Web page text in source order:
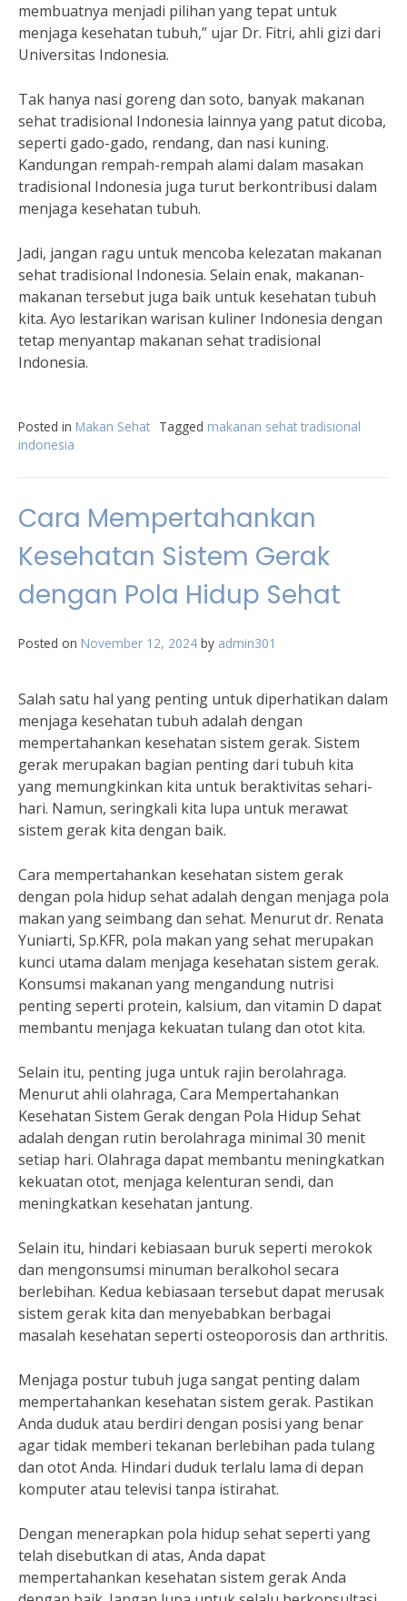
membuatnya menjadi pilihan yang tepat untuk
menjaga kesehatan tubuh,” ujar Dr. Fitri, ahli gizi dari
Universitas Indonesia.
Tak hanya nasi goreng dan soto, banyak makanan
sehat tradisional Indonesia lainnya yang patut dicoba,
seperti gado-gado, rendang, dan nasi kuning.
Kandungan rempah-rempah alami dalam masakan
tradisional Indonesia juga turut berkontribusi dalam
menjaga kesehatan tubuh.
Jadi, jangan ragu untuk mencoba kelezatan makanan
sehat tradisional Indonesia. Selain enak, makanan-
makanan tersebut juga baik untuk kesehatan tubuh
kita. Ayo lestarikan warisan kuliner Indonesia dengan
tetap menyantap makanan sehat tradisional
Indonesia.
Posted in Makan Sehat Tagged makanan sehat tradisional
indonesia
Cara Mempertahankan
Kesehatan Sistem Gerak
dengan Pola Hidup Sehat
Posted on November 12, 2024 by admin301
Salah satu hal yang penting untuk diperhatikan dalam
menjaga kesehatan tubuh adalah dengan
mempertahankan kesehatan sistem gerak. Sistem
gerak merupakan bagian penting dari tubuh kita
yang memungkinkan kita untuk beraktivitas sehari-
hari. Namun, seringkali kita lupa untuk merawat
sistem gerak kita dengan baik.
Cara mempertahankan kesehatan sistem gerak
dengan pola hidup sehat adalah dengan menjaga pola
makan yang seimbang dan sehat. Menurut dr. Renata
Yuniarti, Sp.KFR, pola makan yang sehat merupakan
kunci utama dalam menjaga kesehatan sistem gerak.
Konsumsi makanan yang mengandung nutrisi
penting seperti protein, kalsium, dan vitamin D dapat
membantu menjaga kekuatan tulang dan otot kita.
Selain itu, penting juga untuk rajin berolahraga.
Menurut ahli olahraga, Cara Mempertahankan
Kesehatan Sistem Gerak dengan Pola Hidup Sehat
adalah dengan rutin berolahraga minimal 30 menit
setiap hari. Olahraga dapat membantu meningkatkan
kekuatan otot, menjaga kelenturan sendi, dan
meningkatkan kesehatan jantung.
Selain itu, hindari kebiasaan buruk seperti merokok
dan mengonsumsi minuman beralkohol secara
berlebihan. Kedua kebiasaan tersebut dapat merusak
sistem gerak kita dan menyebabkan berbagai
masalah kesehatan seperti osteoporosis dan arthritis.
Menjaga postur tubuh juga sangat penting dalam
mempertahankan kesehatan sistem gerak. Pastikan
Anda duduk atau berdiri dengan posisi yang benar
agar tidak memberi tekanan berlebihan pada tulang
dan otot Anda. Hindari duduk terlalu lama di depan
komputer atau televisi tanpa istirahat.
Dengan menerapkan pola hidup sehat seperti yang
telah disebutkan di atas, Anda dapat
mempertahankan kesehatan sistem gerak Anda